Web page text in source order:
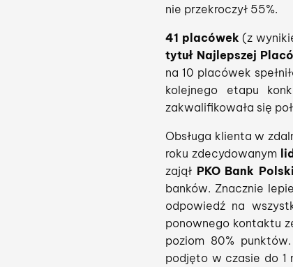
nie przekroczył 55%.
41 placówek (z
tytuł Najlepszej
na 10 placówek
kolejnego etapu
zakwalifikowała się
Obsługa klienta w
roku zdecydowanym
zajął PKO Bank Polski
banków. Znacznie
odpowiedź na
ponownego kontaktu
poziom 80%
podjęto w czasie do 1